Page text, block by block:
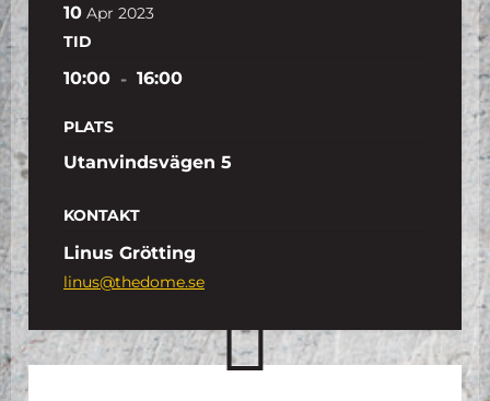
10 Apr 2023
TID
10:00 - 16:00
PLATS
Utanvindsvägen 5
KONTAKT
Linus Grötting
linus@thedome.se